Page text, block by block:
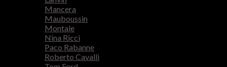
Mancera
Mauboussin
Montale
Nina Ricci
Paco Rabanne
Roberto Cavalli